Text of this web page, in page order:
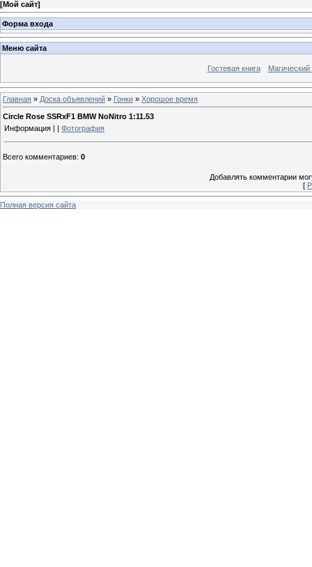
[Мой сайт]
Форма входа
Меню сайта
Гостевая книга Магический
Главная » Доска объявлений » Гонки » Хорошое время
Circle Rose SSRxF1 BMW NoNitro 1:11.53
Информация | | Фотография
Всего комментариев: 0
Добавлять комментарии
[
Полная версия сайта